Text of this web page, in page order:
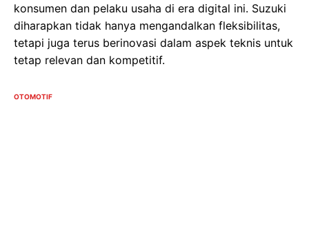
konsumen dan pelaku usaha di era digital ini. Suzuki
diharapkan tidak hanya mengandalkan fleksibilitas,
tetapi juga terus berinovasi dalam aspek teknis untuk
tetap relevan dan kompetitif.
OTOMOTIF